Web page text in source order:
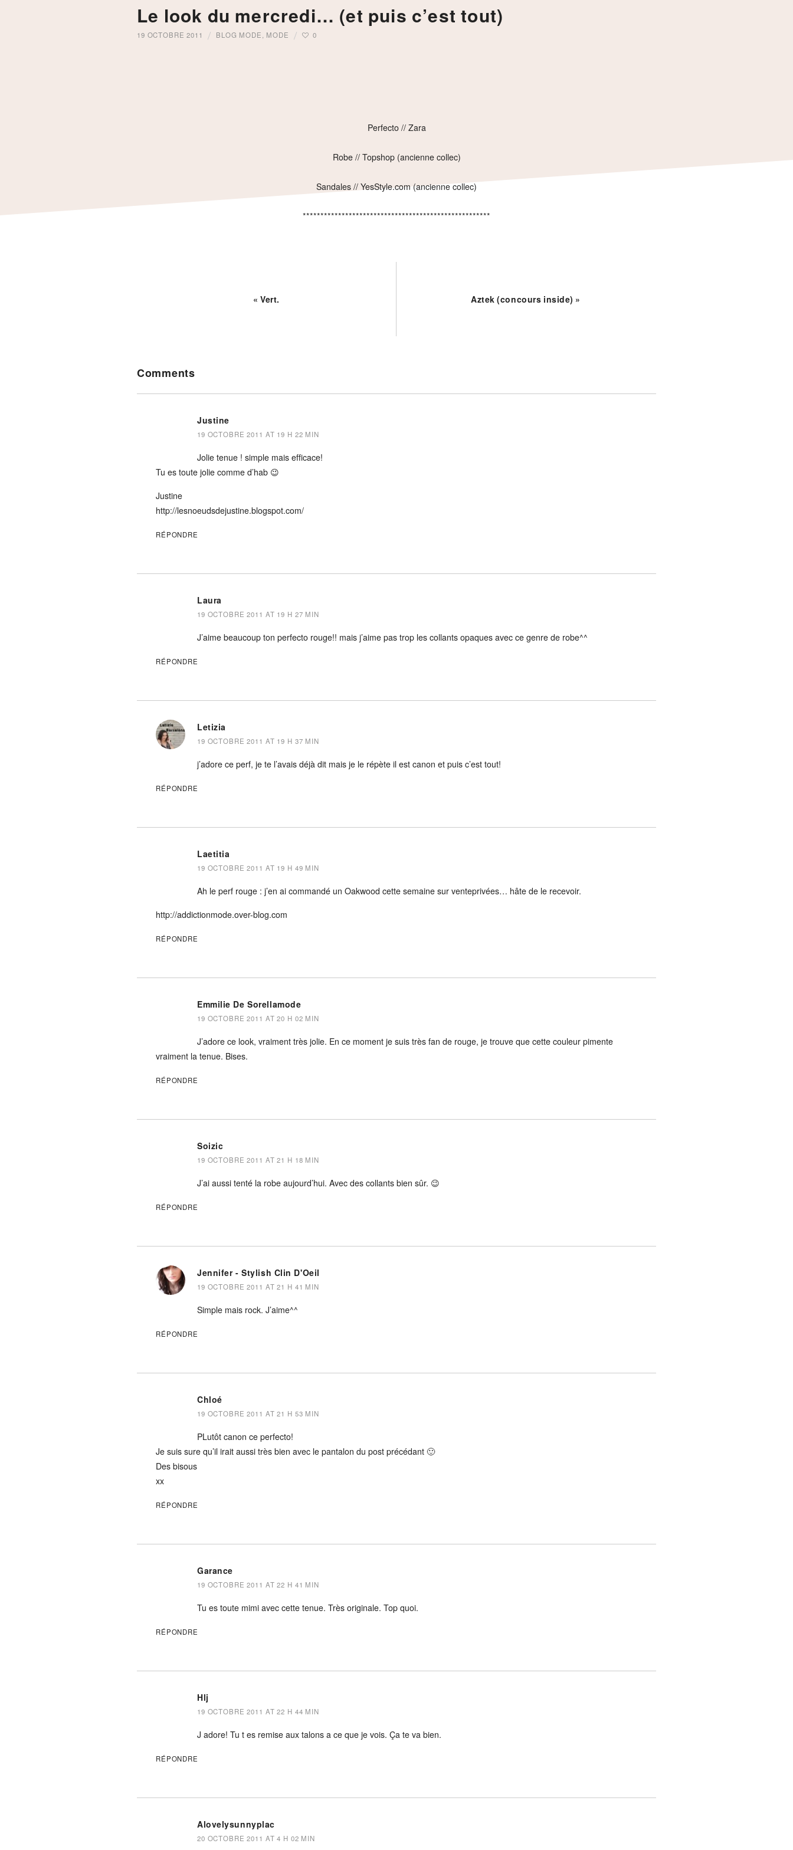
Le look du mercredi… (et puis c’est tout)
19 OCTOBRE 2011 BLOG MODE MODE 0
Perfecto // Zara
Robe // Topshop (ancienne collec)
Sandales // YesStyle.com (ancienne collec)
*****************************************************
« Vert. Aztek (concours inside) »
Interactions
Comments
Justine
19 OCTOBRE 2011 AT 19 H 22 MIN
Jolie tenue ! simple mais efficace!
Tu es toute jolie comme d’hab 😉
Justine
http://lesnoeudsdejustine.blogspot.com/
RÉPONDRE
Laura
19 OCTOBRE 2011 AT 19 H 27 MIN
J’aime beaucoup ton perfecto rouge!! mais j’aime pas trop les collants opaques avec ce genre de robe^^
RÉPONDRE
Letizia
19 OCTOBRE 2011 AT 19 H 37 MIN
j’adore ce perf, je te l’avais déjà dit mais je le répète il est canon et puis c’est tout!
RÉPONDRE
Laetitia
19 OCTOBRE 2011 AT 19 H 49 MIN
Ah le perf rouge : j’en ai commandé un Oakwood cette semaine sur venteprivées… hâte de le recevoir.
http://addictionmode.over-blog.com
RÉPONDRE
Emmilie De Sorellamode
19 OCTOBRE 2011 AT 20 H 02 MIN
J’adore ce look, vraiment très jolie. En ce moment je suis très fan de rouge, je trouve que cette couleur pimente
vraiment la tenue. Bises.
RÉPONDRE
Soizic
19 OCTOBRE 2011 AT 21 H 18 MIN
J’ai aussi tenté la robe aujourd’hui. Avec des collants bien sûr. 😉
RÉPONDRE
Jennifer - Stylish Clin D'Oeil
19 OCTOBRE 2011 AT 21 H 41 MIN
Simple mais rock. J’aime^^
RÉPONDRE
Chloé
19 OCTOBRE 2011 AT 21 H 53 MIN
PLutôt canon ce perfecto!
Je suis sure qu’il irait aussi très bien avec le pantalon du post précédant 🙂
Des bisous
xx
RÉPONDRE
Garance
19 OCTOBRE 2011 AT 22 H 41 MIN
Tu es toute mimi avec cette tenue. Très originale. Top quoi.
RÉPONDRE
Hlj
19 OCTOBRE 2011 AT 22 H 44 MIN
J adore! Tu t es remise aux talons a ce que je vois. Ça te va bien.
RÉPONDRE
Alovelysunnyplac
20 OCTOBRE 2011 AT 4 H 02 MIN